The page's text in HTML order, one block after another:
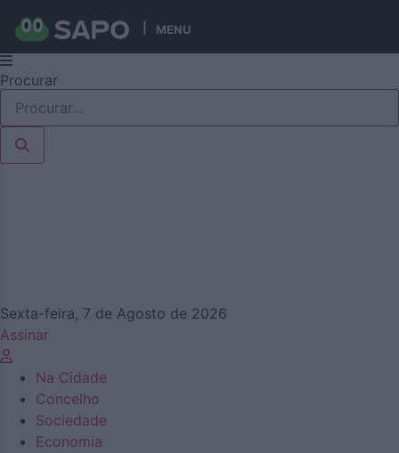
MENU
Pular
para
conteúdo
Procurar
Sexta-feira, 7 de Agosto de 2026
Assinar
Na Cidade
Concelho
Sociedade
Economia